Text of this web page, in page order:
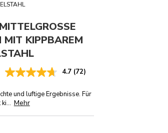
MIT KIPPBAREM
4.7 (72)
und luftige Ergebnisse. Für
... Mehr